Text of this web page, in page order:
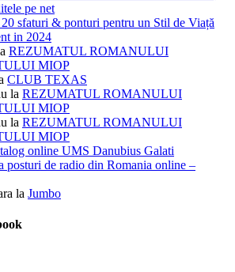
pe net
sfaturi & ponturi pentru un Stil de Viață
in 2024
REZUMATUL ROMANULUI
MIOP
CLUB TEXAS
la REZUMATUL ROMANULUI
MIOP
la REZUMATUL ROMANULUI
MIOP
online UMS Danubius Galati
posturi de radio din Romania online –
la Jumbo